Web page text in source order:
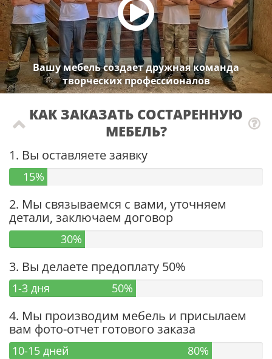
Вашу мебель создает дружная команда
творческих профессионалов
КАК ЗАКАЗАТЬ СОСТАРЕННУЮ
МЕБЕЛЬ?
1. Вы оставляете заявку
15%
2. Мы связываемся с вами, уточняем
детали, заключаем договор
30%
3. Вы делаете предоплату 50%
1-3 дня 50%
4. Мы производим мебель и присылаем
вам фото-отчет готового заказа
10-15 дней 80%